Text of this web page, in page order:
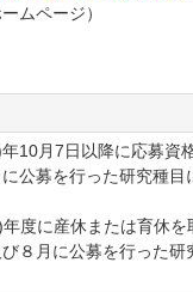
ムページ）
10月7日以降に応募資
公募を行った研究種目
度に産休または育休を
８月に公募を行った研